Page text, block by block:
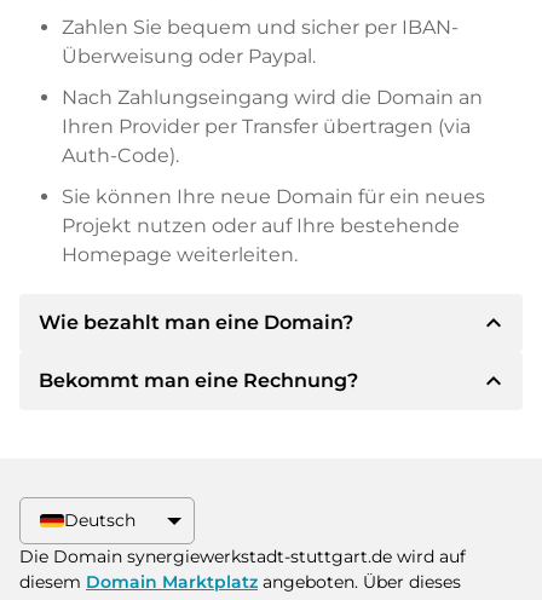
Zahlen Sie bequem und sicher per IBAN-
Überweisung oder Paypal.
Nach Zahlungseingang wird die Domain an
Ihren Provider per Transfer übertragen (via
Auth-Code).
Sie können Ihre neue Domain für ein neues
Projekt nutzen oder auf Ihre bestehende
Homepage weiterleiten.
Wie bezahlt man eine Domain? expand_less
Nach einer Einigung wird der Inhaber Ihnen die
Zahlungsmethoden anbieten.
Bitte geben Sie bei der Überweisung immer
den Domainnamen und die
Bekommt man eine Rechnung? expand_less
größeren Kaufpreisen bekommen Sie auf
Wunsch auch einen zusätzlichen Kaufvertrag.
Deutsch
Die Domain synergiewerkstadt-stuttgart.de wird auf
diesem Domain Marktplatz angeboten. Über dieses